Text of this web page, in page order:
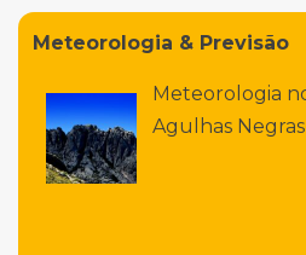
Meteorologia & Previsão
Meteorologia
Agulhas Negras